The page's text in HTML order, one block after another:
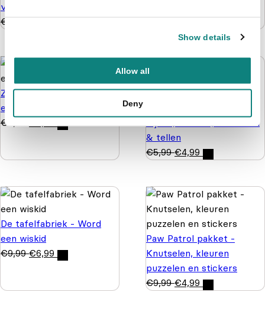
Show details
Allow all
Deny
verrassingen
€3,99 €2,99
Zonnige reeks - Plakken
en kleuren 3+
€
Kijken, kleuren, knutselen
& tellen
€5,99 €4,99
De tafelfabriek - Word
een wiskid
€9,99 €6,99
Paw Patrol pakket -
Knutselen, kleuren
puzzelen en stickers
€9,99 €4,99